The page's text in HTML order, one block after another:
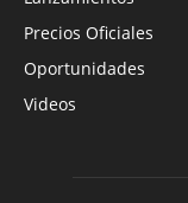
Precios Oficiales
Oportunidades
Videos